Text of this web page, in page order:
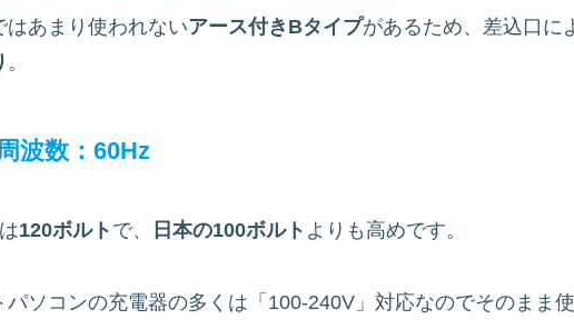
はあまり使われないアース付きBタイプがあるため、差込口に
。
波数：60Hz
120ボルト で、 日本の100ボルト よりも高めです。
パソコンの充電器の多くは「100-240V」対応なのでそのまま